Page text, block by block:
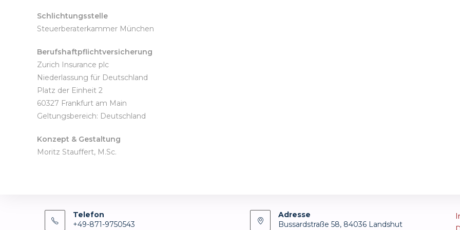
Schlichtungsstelle
Steuerberaterkammer München
Berufshaftpflichtversicherung
Zurich Insurance plc
Niederlassung für Deutschland
Platz der Einheit 2
60327 Frankfurt am Main
Geltungsbereich: Deutschland
Konzept & Gestaltung
Moritz Stauffert, M.Sc.
Telefon
+49-871-9750543
Adresse
Bussardstraße 58, 84036 Landshut